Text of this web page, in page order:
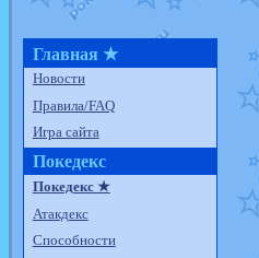
Главная ★
Новости
Правила/FAQ
Игра сайта
Покедекс
Покедекс ★
Атакдекс
Способности